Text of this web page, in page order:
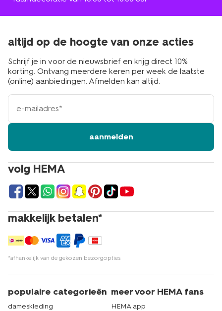
volg HEMA
makkelijk betalen*
*afhankelijk van de gekozen bezorgopties
altijd op de hoogte van onze acties
Schrijf je in voor de nieuwsbrief en krijg direct 10%
korting. Ontvang meerdere keren per week de laatste
(online) aanbiedingen. Afmelden kan altijd.
e-
mailadres
aanmelden
populaire categorieën
dameskleding
meer voor HEMA fans
HEMA app